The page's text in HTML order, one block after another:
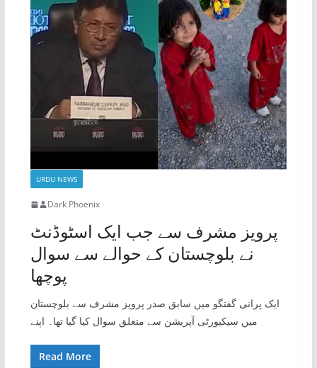
URDU NEWS
Dark Phoenix
پرویز مشرف سے جب ایک اسٹوڈنٹ
نے بلوچستان کے حوالے سے سوال
پوچھا
ایک پرانی گفتگو میں سابق صدر پرویز مشرف سے بلوچستان
میں سیکیورٹی آپریشن سے متعلق سوال کیا گیا تھا۔ اپنے
Read More